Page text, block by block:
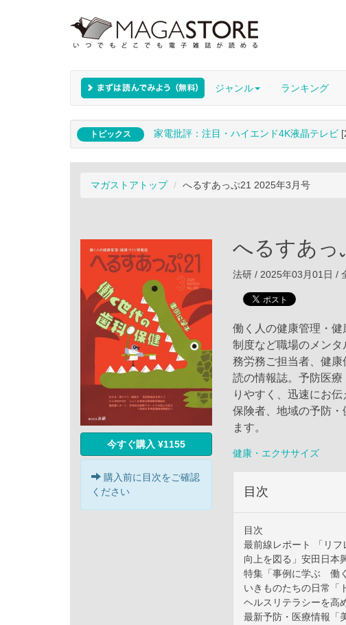
ジャンル ランキング
トピックス 家電批評：注目・ハイエンド4K液晶テレビ
マガストアトップ へるすあっぷ21 2025年3月号
今すぐ購入 ¥1155
購入前に目次をご確認
ください
へるすあっ
法研 / 2025年03月01日 /
働く人の健康管理・
制度など職場のメン
務労務ご担当者、健
読の情報誌。予防医
りやすく、迅速にお
保険者、地域の予防
ます。
健康・エクササイズ
目次
目次
最前線レポート 「リ
向上を図る」安田日本
特集「事例に学ぶ 働
いきものたちの日常「
ヘルスリテラシーを高
最新予防・医療情報「